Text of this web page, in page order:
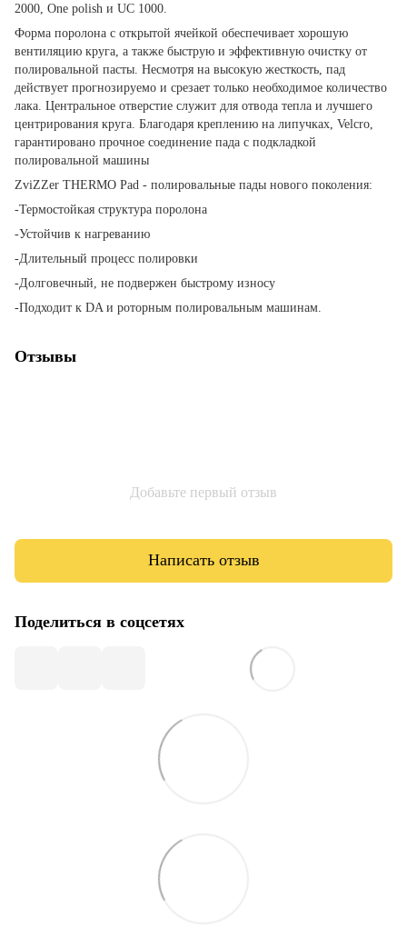
2000, One polish и UC 1000.
Форма поролона с открытой ячейкой обеспечивает хорошую
вентиляцию круга, а также быструю и эффективную очистку от
полировальной пасты. Несмотря на высокую жесткость, пад
действует прогнозируемо и срезает только необходимое количество
лака. Центральное отверстие служит для отвода тепла и лучшего
центрирования круга. Благодаря креплению на липучках, Velcro,
гарантировано прочное соединение пада с подкладкой
полировальной машины
ZviZZer THERMO Pad - полировальные пады нового поколения:
-Термостойкая структура поролона
-Устойчив к нагреванию
-Длительный процесс полировки
-Долговечный, не подвержен быстрому износу
-Подходит к DA и роторным полировальным машинам.
Отзывы
Добавьте первый отзыв
Написать отзыв
Поделиться в соцсетях